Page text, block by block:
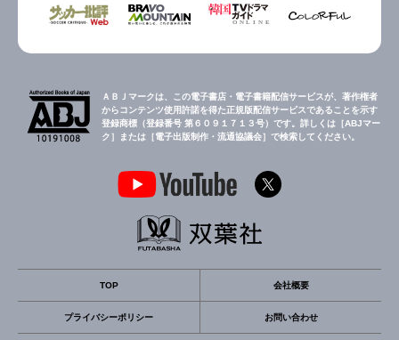
ＡＢＪマークは、この電子書店・電子書籍配信サービスが、著作権者
からコンテンツ使用許諾を得た正規版配信サービスであることを示す
登録商標（登録番号 第６０９１７１３号）です。詳しくは［ABJマー
ク］または［電子出版制作・流通協議会］で検索してください。
TOP 会社概要
プライバシーポリシー お問い合わせ